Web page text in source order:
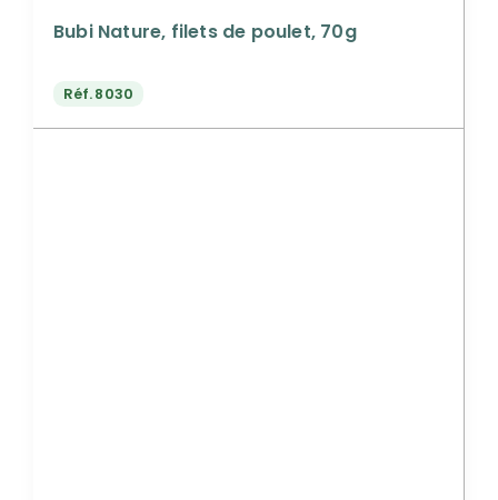
Bubi Nature, filets de poulet, 70g
Réf.8030